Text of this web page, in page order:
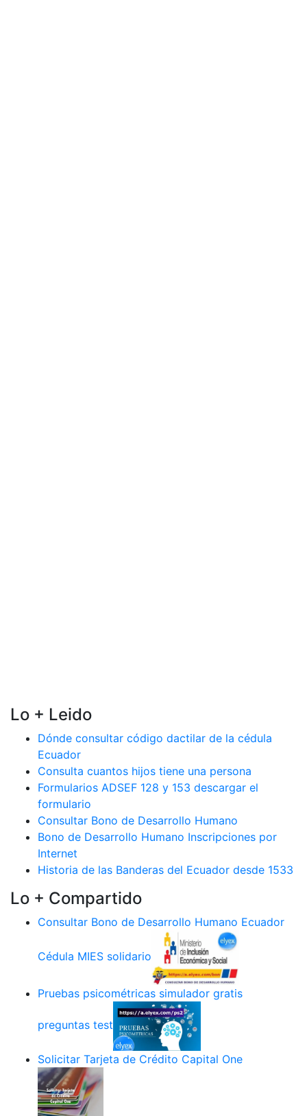
Lo + Leido
Dónde consultar código dactilar de la cédula
Ecuador
Consulta cuantos hijos tiene una persona
Formularios ADSEF 128 y 153 descargar el
formulario
Consultar Bono de Desarrollo Humano
Bono de Desarrollo Humano Inscripciones por
Internet
Historia de las Banderas del Ecuador desde 1533
Lo + Compartido
Consultar Bono de Desarrollo Humano Ecuador
Cédula MIES solidario
Pruebas psicométricas simulador gratis
preguntas test
Solicitar Tarjeta de Crédito Capital One